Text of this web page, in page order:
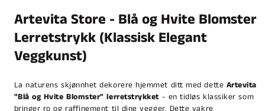
Artevita Store - Blå og Hvite Blomster
Lerretstrykk (Klassisk Elegant
Veggkunst)
La naturens skjønnhet dekorere hjemmet ditt med dette Artevita
"Blå og Hvite Blomster" lerretstrykket - en tidløs klassiker som
bringer ro og raffinement til dine vegger. Dette vakre